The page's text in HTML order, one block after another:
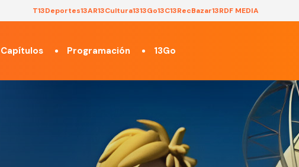
T13Deportes13AR13Cultura1313Go13C13RecBazar13RDF MEDIA
Capítulos Programación 13Go